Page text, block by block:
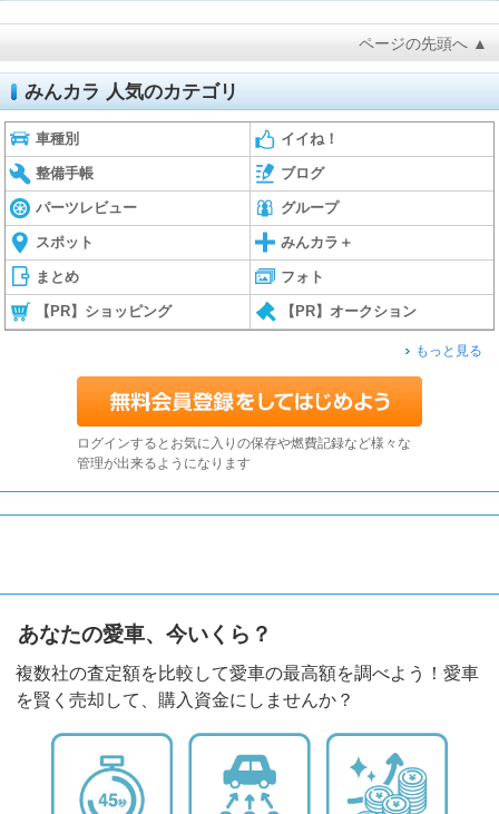
ページの先頭へ ▲
みんカラ 人気のカテゴリ
車種別 イイね！
整備手帳 ブログ
パーツレビュー グループ
スポット みんカラ＋
まとめ フォト
【PR】ショッピング 【PR】オークション
もっと見る
ログインするとお気に入りの保存や燃費記録など様々な
管理が出来るようになります
あなたの愛車、今いくら？
複数社の査定額を比較して愛車の最高額を調べよう！愛車
を賢く売却して、購入資金にしませんか？